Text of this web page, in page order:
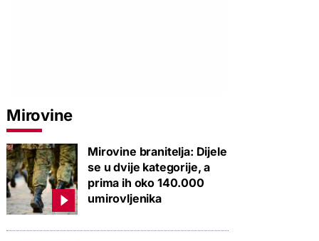
Mirovine
Mirovine branitelja: Dijele
se u dvije kategorije, a
prima ih oko 140.000
umirovljenika